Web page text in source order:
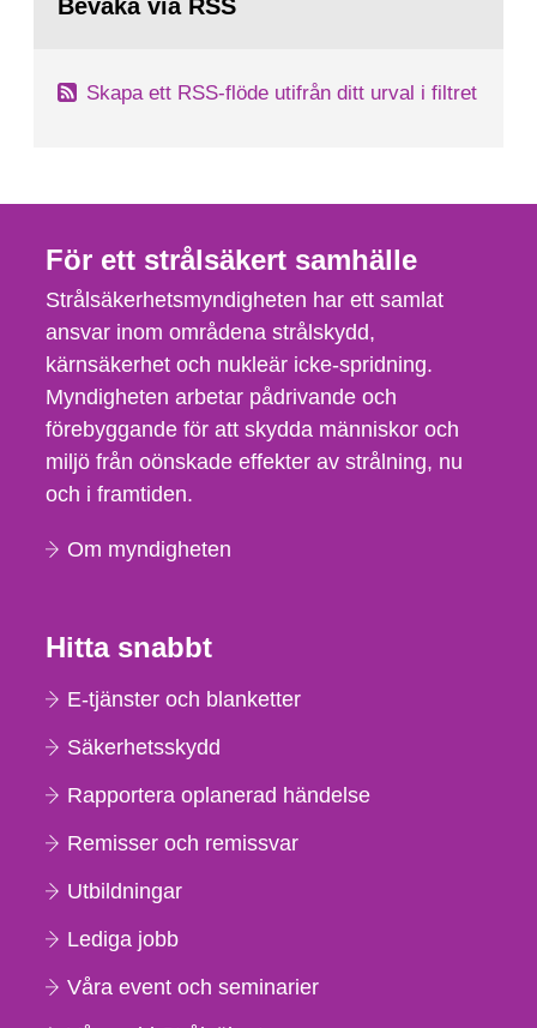
Bevaka via RSS
Skapa ett RSS-flöde utifrån ditt urval i filtret
För ett strålsäkert samhälle
Strålsäkerhetsmyndigheten har ett samlat
ansvar inom områdena strålskydd,
kärnsäkerhet och nukleär icke-spridning.
Myndigheten arbetar pådrivande och
förebyggande för att skydda människor och
miljö från oönskade effekter av strålning, nu
och i framtiden.
Om myndigheten
Hitta snabbt
E-tjänster och blanketter
Säkerhetsskydd
Rapportera oplanerad händelse
Remisser och remissvar
Utbildningar
Lediga jobb
Våra event och seminarier